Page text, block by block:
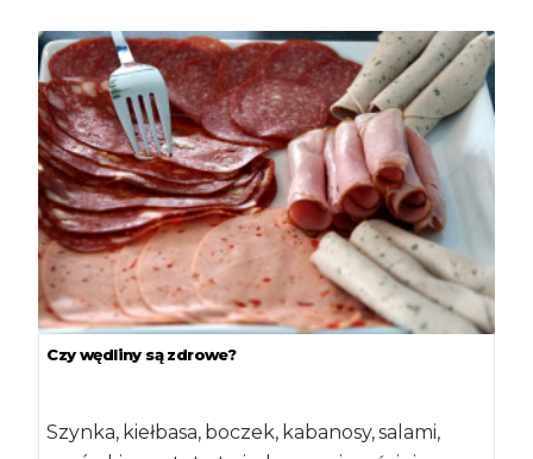
owoce […]
Czy wędliny są zdrowe?
Szynka, kiełbasa, boczek, kabanosy, salami,